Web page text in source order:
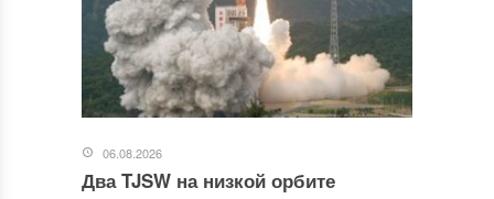
06.08.2026
Два TJSW на низкой орбите